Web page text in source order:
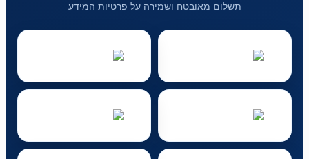
תשלום מאובטח ושמירה על פרטיות המידע